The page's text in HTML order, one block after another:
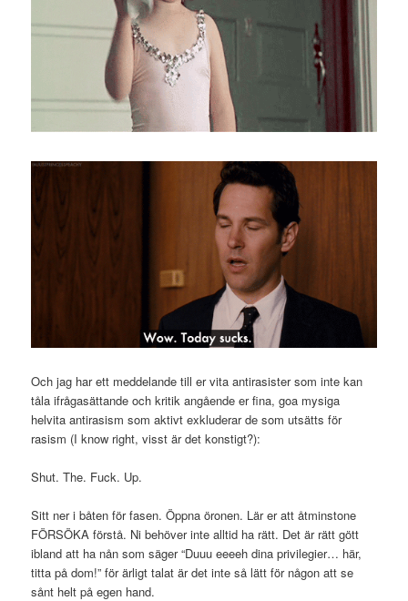
Och jag har ett meddelande till er vita antirasister som inte kan
tåla ifrågasättande och kritik angående er fina, goa mysiga
helvita antirasism som aktivt exkluderar de som utsätts för
rasism (I know right, visst är det konstigt?):
Shut. The. Fuck. Up.
Sitt ner i båten för fasen. Öppna öronen. Lär er att åtminstone
FÖRSÖKA förstå. Ni behöver inte alltid ha rätt. Det är rätt gött
ibland att ha nån som säger “Duuu eeeeh dina privilegier… här,
titta på dom!” för ärligt talat är det inte så lätt för någon att se
sånt helt på egen hand.